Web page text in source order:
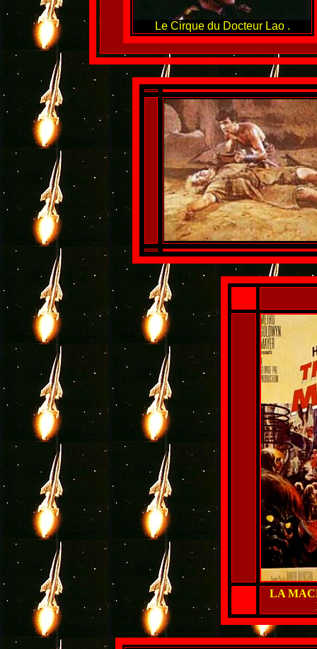
Le Cirque du Docteur Lao .
LA